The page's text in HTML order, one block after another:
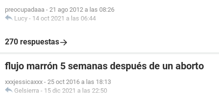
preocupadaaa - 21 ago 2012 a las 08:26
Lucy - 14 oct 2021 a las 06:44
270 respuestas
flujo marrón 5 semanas después de un aborto
xxxjessicaxxx - 25 oct 2016 a las 18:13
Gelsierra - 15 dic 2021 a las 22:50